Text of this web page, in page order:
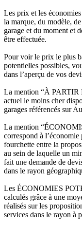
Les prix et les
la marque, du modèle,
garage et du moment et
être effectuée.
Pour voir le prix le plus
potentielles possibles,
dans l’aperçu de vos
La mention “À
actuel le moins cher
garages référencés sur
La mention
correspond à
fourchette entre la
au sein de laquelle un
fait une demande de
dans le rayon
Les ÉCONOMIES
calculés grâce à une
réalisés sur les
services dans le rayon à